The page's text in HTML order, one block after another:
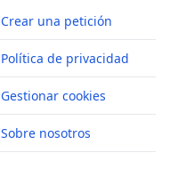
Crear una petición
Política de privacidad
Gestionar cookies
Sobre nosotros